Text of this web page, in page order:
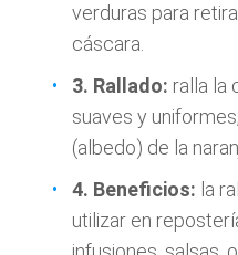
verduras para
cáscara.
3. Rallado: ralla la
suaves y
(albedo) de la
4. Beneficios: la
utilizar en